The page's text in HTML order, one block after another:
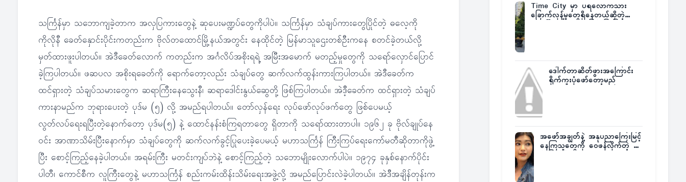
သင်္ကြန်မှာ သဘောကျခဲ့တာက အလှပြကားတွေနဲ့ ဆုပေးမဏ္ဍပ်တွေကိုပါပဲ။ သင်္ကြန်မှာ သံချပ်ကားတွေပြိုင်တဲ့ ဓလေ့ကို
ကိုလိုနီ ခေတ်နှောင်းပိုင်းကတည်းက ဗိုလ်တထောင်မြို့နယ်အတွင်း နေထိုင်တဲ့ မြန်မာသူဌေးတစ်ဦးကနေ စတင်ခဲ့တယ်လို့
မှတ်ထားဖူးပါတယ်။ အဲဒီခေတ်လောက် ကတည်းက အင်္ဂလိပ်အစိုးရရဲ့ အမြီးအမောက် မတည့်မှုတွေကို သရော်လှောင်ပြောင်
ခဲ့ကြပါတယ်။ ဖဆပလ အစိုးရခေတ်ကို ရောက်တော့လည်း သံချပ်တွေ ဆက်လက်ထွန်းကားကြပါတယ်။ အဲဒီခေတ်က
ထင်ရှားတဲ့ သံချပ်သမားတွေက ဆရာကြီးနေသွေးနီ၊ ဆရာဒေါင်းနွယ်ဆွေတို့ ဖြစ်ကြပါတယ်။ အဲဒီ့ခေတ်က ထင်ရှားတဲ့ သံချပ်
ကားနာမည်က ဘုရားပေးတဲ့ ပုဒ်မ (၅) လို့ အမည်ရပါတယ်။ တော်လှန်ရေး လုပ်ဖော်လုပ်ဖက်တွေ ဖြစ်ပေမယ့်
လွတ်လပ်ရေးရပြီးတဲ့နောက်တော့ ပုဒ်မ(၅) နဲ့ ထောင်နန်းစံကြရတာတွေ ရှိတာကို သရော်ထားတာပါ။ ၁၉၆၂ ခု ဗိုလ်ချုပ်နေ
ဝင်း အာဏာသိမ်းပြီးနောက်မှာ သံချပ်တွေကို ဆက်လက်ခွင့်ပြုပေးခဲ့ပေမယ့် မဟာသင်္ကြန် ကြီးကြပ်ရေးကော်မတီဆိုတာကိုဖွဲ့
ပြီး စောင့်ကြည့်နေခဲ့ပါတယ်။ အရမ်းကြီး မတင်းကျပ်ဘဲနဲ့ စောင့်ကြည့်တဲ့ သဘောမျိုးလောက်ပါပဲ။ ၁၉၇၄ ခုနှစ်နောက်ပိုင်း
ပါတီ၊ ကောင်စီက လူကြီးတွေနဲ့ မဟာသင်္ကြန် စည်းကမ်းထိန်းသိမ်းရေးအဖွဲ့လို့ အမည်ပြောင်းလဲခဲ့ပါတယ်။ အဲဒီအချိန်တုန်းက
Time City မှာ ပရလောကသား
ခြောက်လှန့်မှုတွေရှိနေတယ်ဆိုတဲ့
ဒေါက်တာဆိတ်ဖွားအကြောင်း
ရိုက်ကူးပုံဖော်တော့မည်
အဖော်အချွတ်နဲ့ အနုပညာကြေးမြင့်
နေကြသူတွေကို ဝေဖန်လိုက်တဲ့ သ